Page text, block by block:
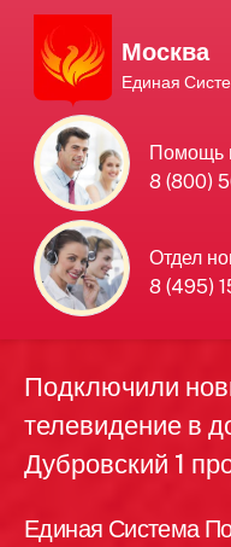
Москва
Единая
Помощь
8 (800)
Отдел
8 (495)
Единая
нового
Подключили
телевидение в
Дубровский 1
Единая Система